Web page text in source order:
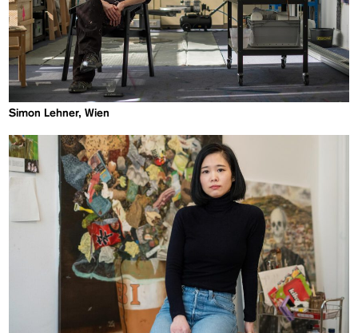
Simon Lehner, Wien